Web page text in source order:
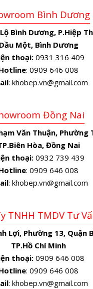
Bình Dương
Bình Dương, P.Hiệp
Dầu Một, Bình Dương
thoại:0931 316 409
: 0909 646 008
: khobep.vn@gmail.com
Đồng Nai
Văn Thuận, Phường
Hòa, Đồng Nai
thoại:0932 739 439
: 0909 646 008
: khobep.vn@gmail.com
TNHH TMDV Tư
Lợi, Phường 13, Quận
TP.Hồ Chí Minh
thoại:0909 646 008
: 0909 646 008
: khobep.vn@gmail.com